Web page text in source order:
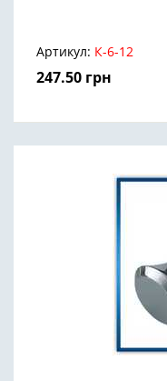
Артикул: К-6-12
247.50 грн